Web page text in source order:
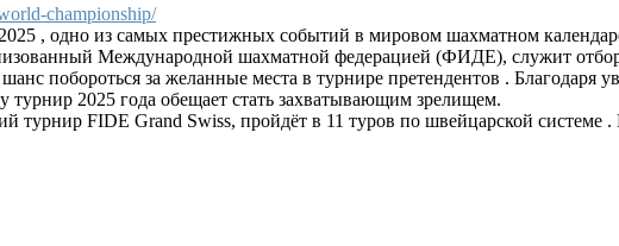
championship/
, одно из самых престижных событий в мировом шахматном
Международной шахматной федерацией (ФИДЕ), служит
побороться за желанные места в турнире претендентов . Благодаря
турнир 2025 года обещает стать захватывающим зрелищем.
турнир FIDE Grand Swiss, пройдёт в 11 туров по швейцарской системе